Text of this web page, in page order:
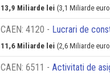
13,9 Miliarde lei (3,1 Miliarde
CAEN: 4120 - Lucrari de
11,6 Miliarde lei (2,6 Miliarde
CAEN: 6511 - Activitati de